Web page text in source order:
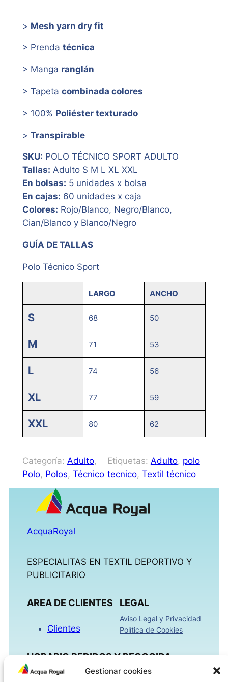
Gestionar cookies
> Mesh yarn dry fit
> Prenda técnica
> Manga ranglán
> Tapeta combinada colores
> 100% Poliéster texturado
> Transpirable
SKU: POLO TÉCNICO SPORT ADULTO
Tallas: Adulto S M L XL XXL
En bolsas: 5 unidades x bolsa
En cajas: 60 unidades x caja
Colores: Rojo/Blanco, Negro/Blanco,
Cian/Blanco y Blanco/Negro
GUÍA DE TALLAS
Polo Técnico Sport
LARGO ANCHO
S 68 50
M 71 53
L 74 56
XL 77 59
XXL 80 62
Categoría: Adulto
Polo, Polos, Técnico
Etiquetas: Adulto, polo
tecnico, Textil técnico
AcquaRoyal
ESPECIALITAS EN TEXTIL DEPORTIVO Y
PUBLICITARIO
AREA DE CLIENTES
Clientes
LEGAL
Aviso Legal y Privacidad
Política de Cookies
HORARIO PEDIDOS Y RECOGIDA